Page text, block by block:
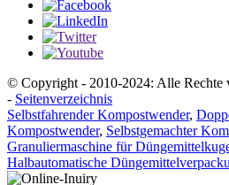
© Copyright - 2010-2024: Alle Rechte
- Seitenverzeichnis
Selbstfahrender Kompostwender,
Kompostwender, Selbstgemachter
Granuliermaschine für
Halbautomatische